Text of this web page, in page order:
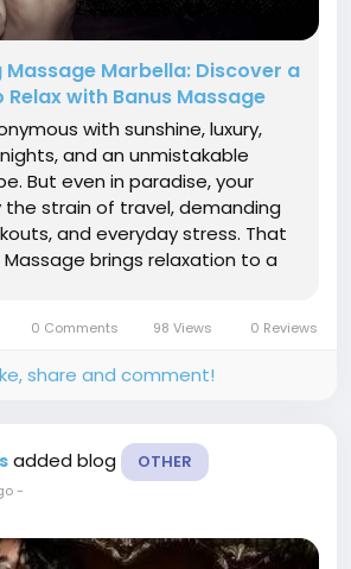
Massage Marbella: Discover a
with Banus Massage
with sunshine, luxury,
and an unmistakable
But even in paradise, your
the strain of travel, demanding
and everyday stress. That
Massage brings relaxation to a
a...
0 Comments 98 Views 0 Reviews
share and comment!
added blog OTHER
-